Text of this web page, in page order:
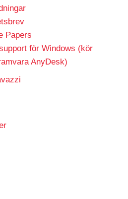
Papers
för Windows (kör
AnyDesk)